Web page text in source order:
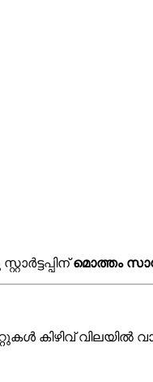
മൊത്തം
കിഴിവ് വിലയിൽ